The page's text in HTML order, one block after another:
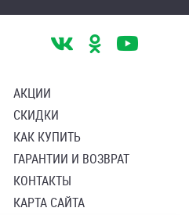
АКЦИИ
СКИДКИ
КАК КУПИТЬ
ГАРАНТИИ И ВОЗВРАТ
КОНТАКТЫ
КАРТА САЙТА